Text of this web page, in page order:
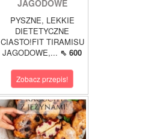
JAGODOWE
PYSZNE, LEKKIE
DIETETYCZNE
CIASTO!FIT TIRAMISU
JAGODOWE,... ⇖ 600
Zobacz przepis!